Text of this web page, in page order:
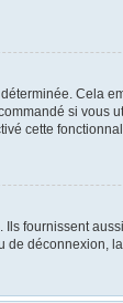
Cela
si
cette
fournissent
déconnexion,